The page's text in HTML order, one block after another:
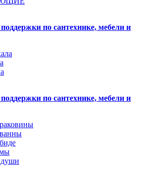
по сантехнике, мебели и
по сантехнике, мебели и
души